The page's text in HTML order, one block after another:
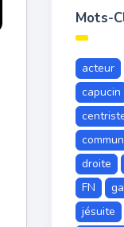
Mots-
acteur
capucin
droite
FN
jésuite